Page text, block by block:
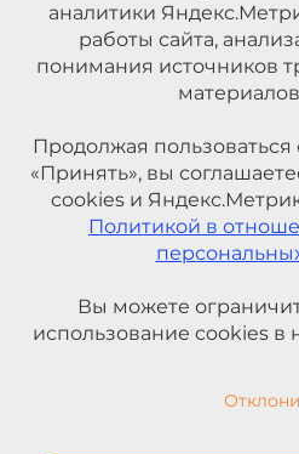
аналитики
работы сайта,
понимания источников
Продолжая
«Принять», вы
cookies и
Политикой в
Вы можете
использование cookies в